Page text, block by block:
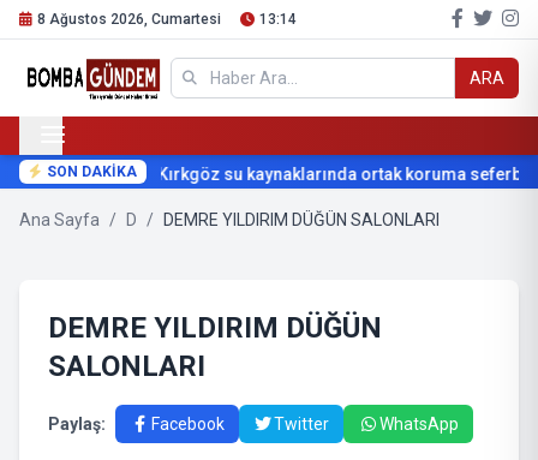
8 Ağustos 2026, Cumartesi 13:14
ARA
SON DAKİKA Kırkgöz su kaynaklarında ortak koruma
Ana Sayfa / D / DEMRE YILDIRIM DÜĞÜN SALONLARI
DEMRE YILDIRIM DÜĞÜN
SALONLARI
Paylaş: Facebook Twitter WhatsApp